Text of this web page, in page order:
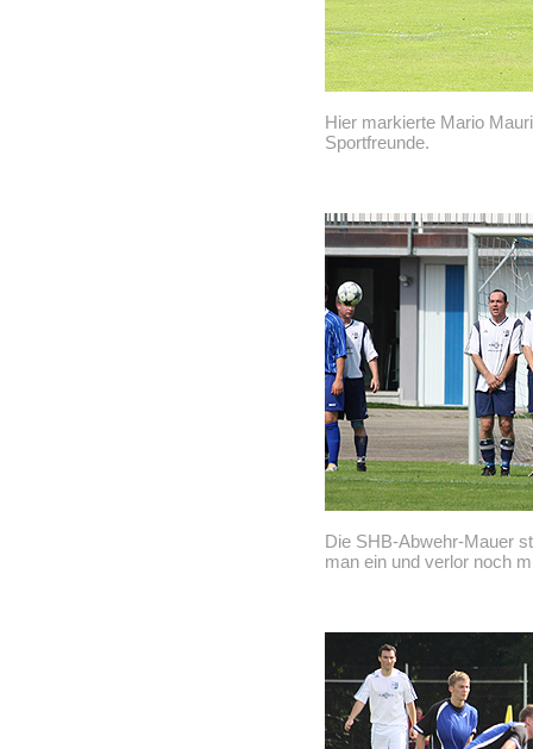
Hier markierte Mario
Sportfreunde.
Die SHB-Abwehr-Mauer
man ein und verlor noch